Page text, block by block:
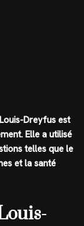
Dreyfus est
Elle a utilisé
telles que le
et la santé